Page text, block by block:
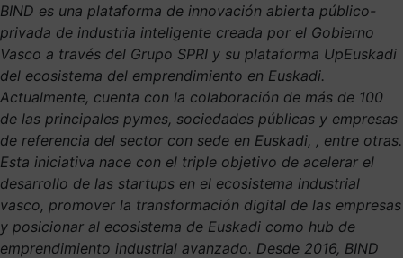
BIND es una plataforma de innovación abierta público-
privada de industria inteligente creada por el Gobierno
Vasco a través del Grupo SPRI y su plataforma UpEuskadi
del ecosistema del emprendimiento en Euskadi.
Actualmente, cuenta con la colaboración de más de 100
de las principales pymes, sociedades públicas y empresas
de referencia del sector con sede en Euskadi, , entre otras.
Esta iniciativa nace con el triple objetivo de acelerar el
desarrollo de las startups en el ecosistema industrial
vasco, promover la transformación digital de las empresas
y posicionar al ecosistema de Euskadi como hub de
emprendimiento industrial avanzado. Desde 2016, BIND